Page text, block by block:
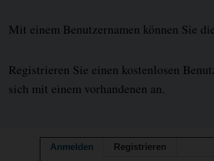
Mit einem Benutzernamen können Sie
Registrieren Sie einen kostenlosen
sich mit einem vorhandenen an.
Anmelden Registrieren